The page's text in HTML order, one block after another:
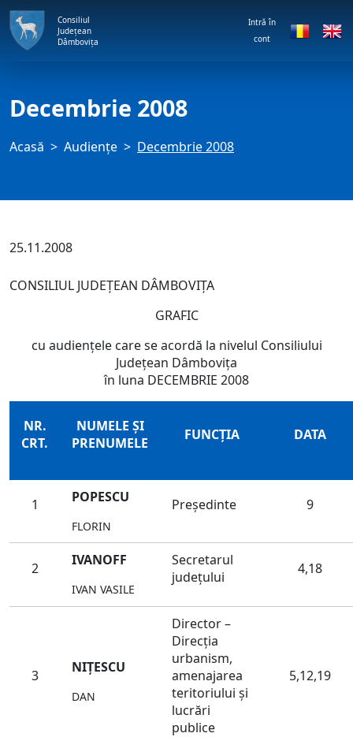
Consiliul
Județean
Dâmbovița
Intră în
cont
Decembrie 2008
Acasă Audienţe Decembrie 2008
25.11.2008
CONSILIUL JUDEŢEAN DÂMBOVIŢA
GRAFIC
cu audienţele care se acordă la nivelul Consiliului
Judeţean Dâmboviţa
în luna DECEMBRIE 2008
NR.
CRT.
NUMELE ŞI
PRENUMELE
FUNCŢIA DATA
1 POPESCU
FLORIN
Preşedinte 9
2 IVANOFF
IVAN VASILE
Secretarul
judeţului
4,18
3 NIŢESCU
DAN
Director –
Direcţia
urbanism,
amenajarea
teritoriului şi
lucrări
publice
5,12,19